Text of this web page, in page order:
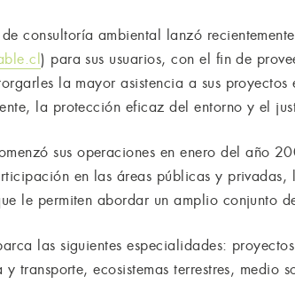
consultoría ambiental lanzó
) para sus usuarios, con el fin de
la mayor asistencia a sus
la protección eficaz del entorno y el
sus operaciones en enero del año
en las áreas públicas y
le permiten abordar un amplio conjunto
las siguientes especialidades:
y transporte, ecosistemas terrestres,